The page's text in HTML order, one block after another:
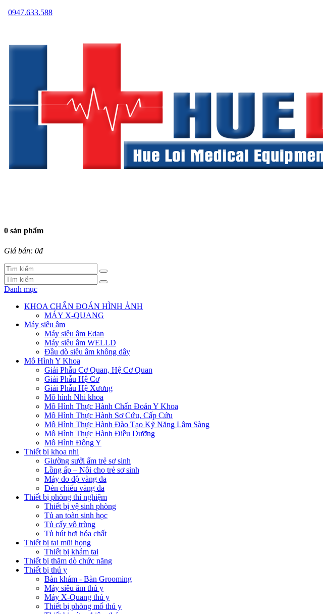
0947.633.588
0 sản phẩm
Giá bán: 0đ
Danh mục
KHOA CHẨN ĐOÁN HÌNH ẢNH
MÁY X-QUANG
Máy siêu âm
Máy siêu âm Edan
Máy siêu âm WELLD
Đầu dò siêu âm không dây
Mô Hình Y Khoa
Giải Phẫu Cơ Quan, Hệ Cơ Quan
Giải Phẫu Hệ Cơ
Giải Phẫu Hệ Xương
Mô hình Nhi khoa
Mô Hình Thực Hành Chẩn Đoán Y Khoa
Mô Hình Thực Hành Sơ Cứu, Cấp Cứu
Mô Hình Thực Hành Đào Tạo Kỹ Năng Lâm Sàng
Mô Hình Thực Hành Điều Dưỡng
Mô Hình Đông Y
Thiết bị khoa nhi
Giường sưởi ấm trẻ sơ sinh
Lồng ấp – Nôi cho trẻ sơ sinh
Máy đo độ vàng da
Đèn chiếu vàng da
Thiết bị phòng thí nghiệm
Thiết bị vệ sinh phòng
Tủ an toàn sinh học
Tủ cấy vô trùng
Tủ hút hơi hóa chất
Thiết bị tai mũi họng
Thiết bị khám tai
Thiết bị thăm dò chức năng
Thiết bị thú y
Bàn khám - Bàn Grooming
Máy siêu âm thú y
Máy X-Quang thú y
Thiết bị phòng mổ thú y